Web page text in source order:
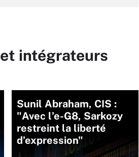
intégrateurs
Sunil Abraham, CIS :
"Avec l’e-G8, Sarkozy
restreint la liberté
d’expression"